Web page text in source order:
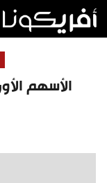
الأسهم